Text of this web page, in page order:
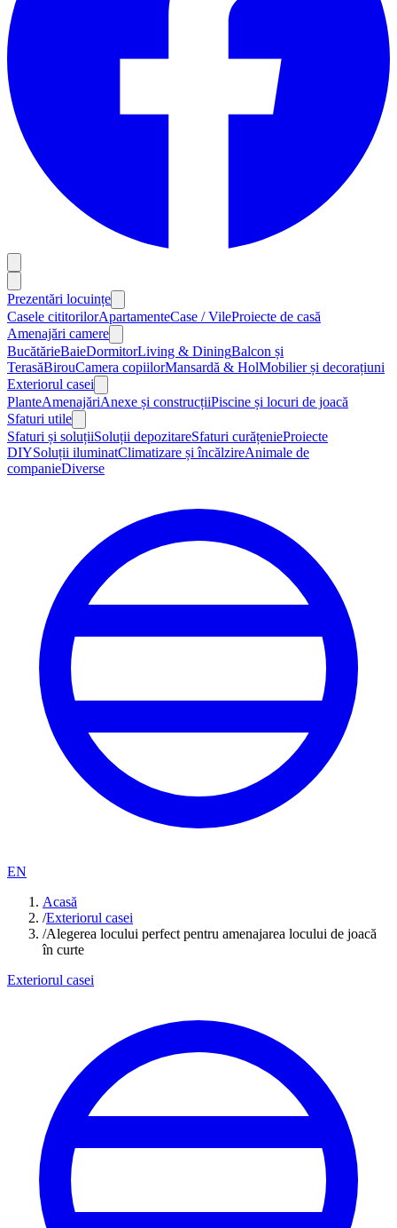
Prezentări locuințe
Casele cititorilorApartamenteCase / VileProiecte de casă
Amenajări camere
BucătărieBaieDormitorLiving & DiningBalcon și
TerasăBirouCamera copiilorMansardă & HolMobilier și decorațiuni
Exteriorul casei
PlanteAmenajăriAnexe și construcțiiPiscine și locuri de joacă
Sfaturi utile
Sfaturi și soluțiiSoluții depozitareSfaturi curățenieProiecte
DIYSoluții iluminatClimatizare și încălzireAnimale de
companieDiverse
EN
Acasă
/Exteriorul casei
/Alegerea locului perfect pentru amenajarea locului de joacă
în curte
Exteriorul casei